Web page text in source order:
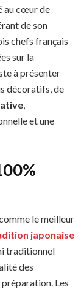
au cœur de
de son
chefs français
sur la
à présenter
décoratifs, de
,
et une
le meilleur
japonaise
traditionnel
des
Les